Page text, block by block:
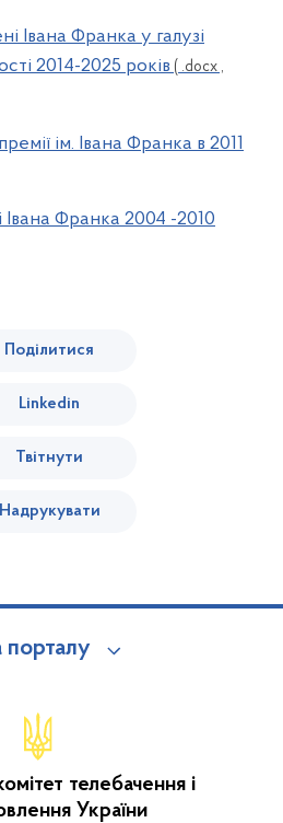
Івана Франка у галузі
2014-2025 років ( .docx ,
ім. Івана Франка в 2011
Івана Франка 2004 -2010
Поділитися
Linkedin
Твітнути
Надрукувати
порталу
телебачення і
України